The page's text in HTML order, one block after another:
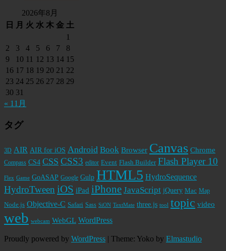
2026年8月
日
月 火 水 木 金 土
1
2
3 4 5 6 7
8
9
10 11 12 13 14 15
16 17 18 19 20 21 22
23 24 25 26 27 28 29
30 31
« 11月
タグ
3D AIR AIR for iOS Android Book Browser Canvas Chrome
Compass CS4 CSS CSS3 editor Event Flash Builder Flash Player 10
Flex Game GoASAP Google Gulp HTML5 HydroSequence
HydroTween iOS iPad iPhone JavaScript jQuery Mac Map
Node.js Objective-C Safari Sass SiON TextMate three.js tool topic video
web webcam WebGL WordPress
Proudly powered by WordPress | Theme: Yoko by Elmastudio